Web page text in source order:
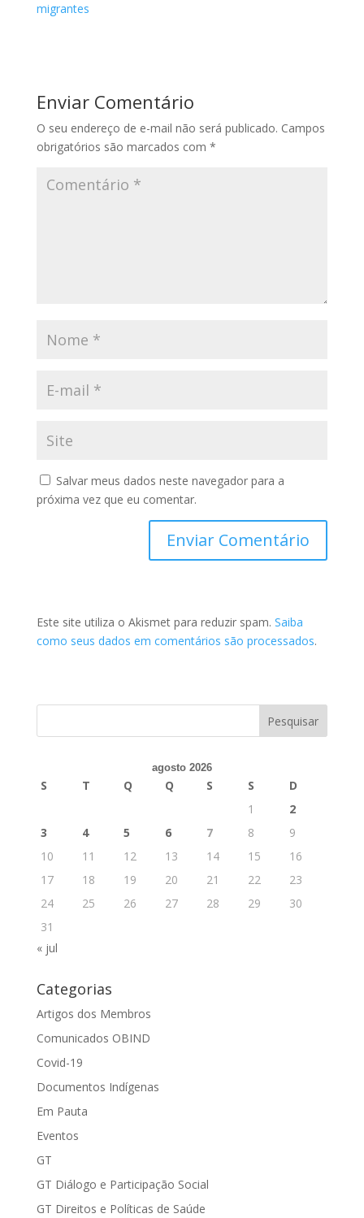
migrantes
Enviar Comentário
O seu endereço de e-mail não será publicado. Campos
obrigatórios são marcados com *
Salvar meus dados neste navegador para a
próxima vez que eu comentar.
Este site utiliza o Akismet para reduzir spam. Saiba
como seus dados em comentários são processados.
agosto 2026
S T Q Q S S
D
1
2
3
4 5 6 7 8
9
10
11 12 13 14 15
16
17
18 19 20 21 22
23
24
25 26 27 28 29
30
31
« jul
Categorias
Artigos dos Membros
Comunicados OBIND
Covid-19
Documentos Indígenas
Em Pauta
Eventos
GT
GT Diálogo e Participação Social
GT Direitos e Políticas de Saúde